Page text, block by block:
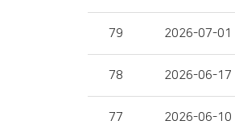
79 2026-07-01
78 2026-06-17
77 2026-06-10